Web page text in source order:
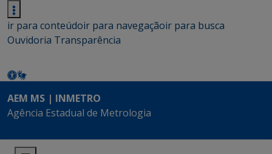
ir para conteúdoir para navegaçãoir para busca
Ouvidoria Transparência
AEM MS | INMETRO
Agência Estadual de Metrologia